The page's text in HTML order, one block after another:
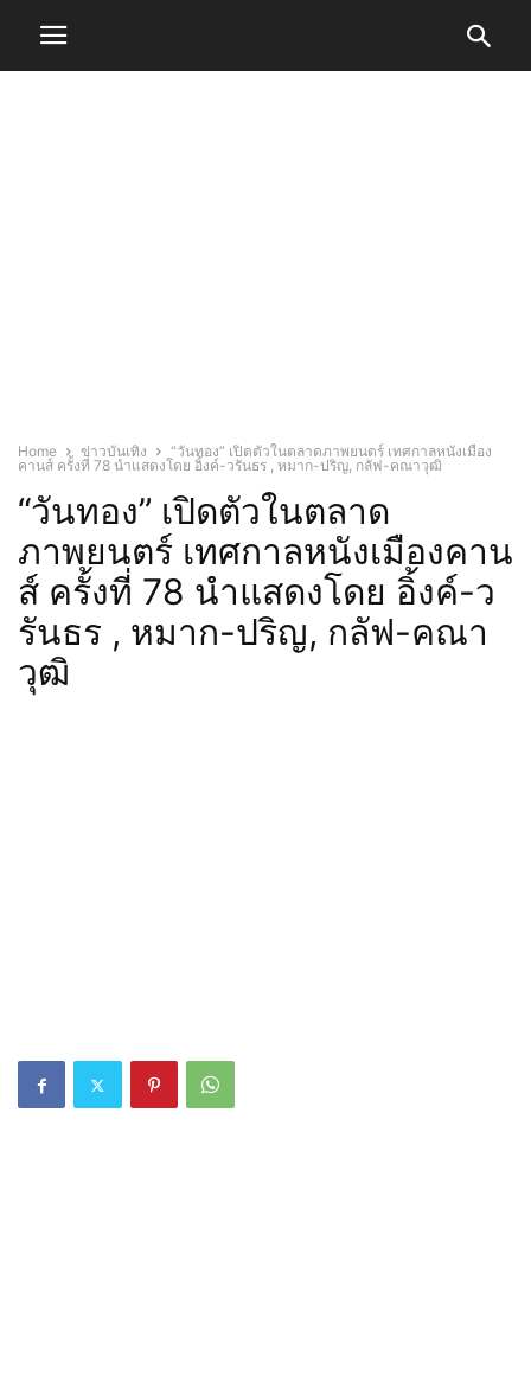
Home ข่าวบันเทิง
“วันทอง” เปิดตัวในตลาดภาพยนตร์ เทศกาลหนังเมือง
คานส์ ครั้งที่ 78 นำแสดงโดย อิ้งค์-วรันธร , หมาก-ปริญ, กลัฟ-คณาวุฒิ
“วันทอง” เปิดตัวในตลาด
ภาพยนตร์ เทศกาลหนังเมืองคาน
ส์ ครั้งที่ 78 นำแสดงโดย อิ้งค์-ว
รันธร , หมาก-ปริญ, กลัฟ-คณา
วุฒิ